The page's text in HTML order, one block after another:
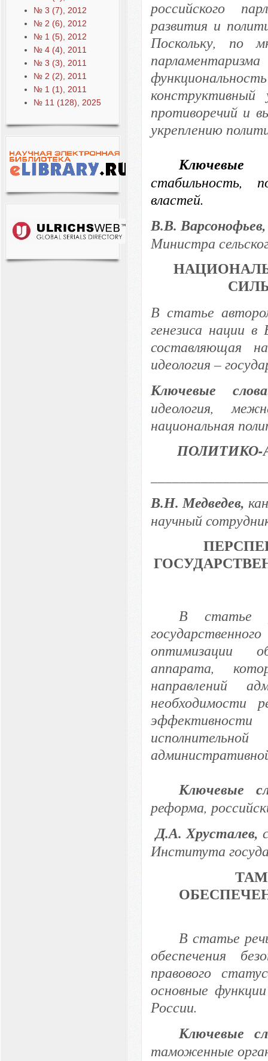
№ 3 (7), 2012
№ 2 (6), 2012
№ 1 (5), 2012
№ 4 (4), 2011
№ 3 (3), 2011
№ 2 (2), 2011
№ 1 (1), 2011
№ 11 (128), 2025
российского
развития и
Поскольку, по
конструктивный
противоречий и
укреплению
стабильность,
властей.
В.В.
Министра
В статье
генезиса нации в
составляющая
идеология –
Ключевые
идеология,
национальная
В.Н. Медведев,
научный
В статье
оптимизации
аппарата,
направлений
необходимости
Ключевые
реформа,
Д.А. Хрусталев,
Института
В статье
обеспечения
правового
основные
России.
Ключевые
таможенные